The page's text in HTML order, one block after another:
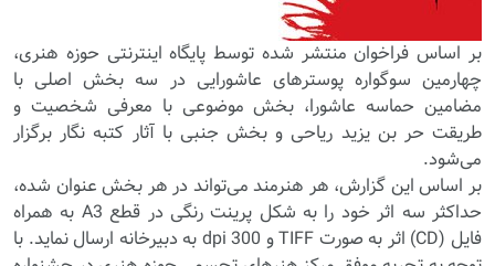
بر اساس فراخوان منتشر شده توسط پایگاه اینترنتی حوزه هنری،
چهارمین سوگواره پوسترهای عاشورایی در سه بخش اصلی با
مضامین حماسه عاشورا، بخش موضوعی با معرفی شخصیت و
طریقت حر بن یزید ریاحی و بخش جنبی با آثار کتبه نگار برگزار
می‌شود.
بر اساس این گزارش، هر هنرمند می‌تواند در هر بخش عنوان شده،
حداکثر سه اثر خود را به شکل پرینت رنگی در قطع A3 به همراه
فایل (CD) اثر به صورت TIFF و 300 dpi به دبیرخانه ارسال نماید. با